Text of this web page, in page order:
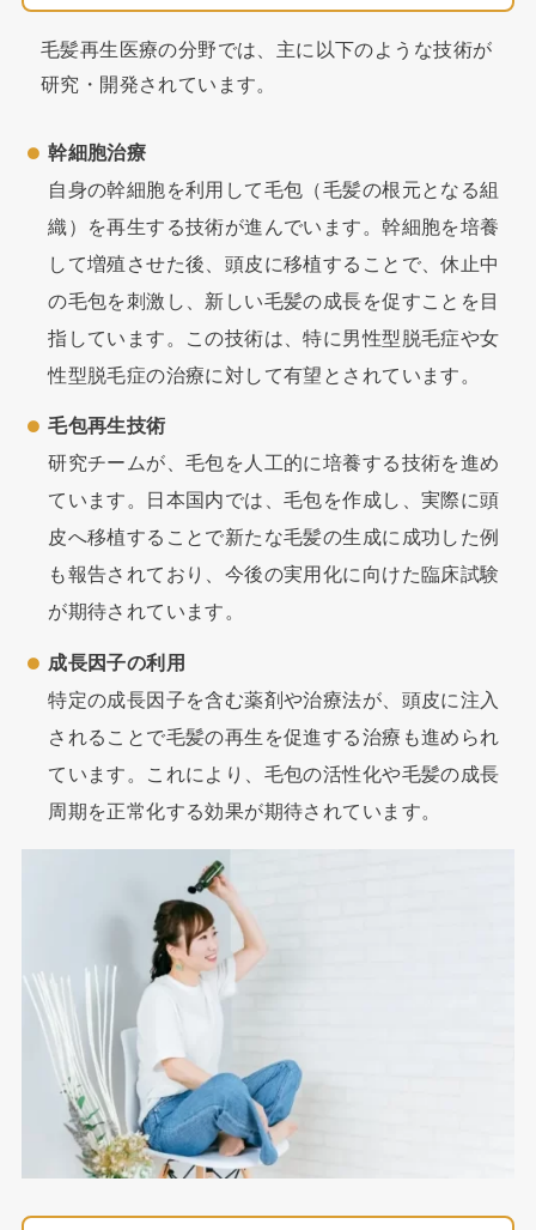
毛髪再生医療の分野では、主に以下のような技術が
研究・開発されています。
幹細胞治療
自身の幹細胞を利用して毛包（毛髪の根元となる組
織）を再生する技術が進んでいます。幹細胞を培養
して増殖させた後、頭皮に移植することで、休止中
の毛包を刺激し、新しい毛髪の成長を促すことを目
指しています。この技術は、特に男性型脱毛症や女
性型脱毛症の治療に対して有望とされています。
毛包再生技術
研究チームが、毛包を人工的に培養する技術を進め
ています。日本国内では、毛包を作成し、実際に頭
皮へ移植することで新たな毛髪の生成に成功した例
も報告されており、今後の実用化に向けた臨床試験
が期待されています。
成長因子の利用
特定の成長因子を含む薬剤や治療法が、頭皮に注入
されることで毛髪の再生を促進する治療も進められ
ています。これにより、毛包の活性化や毛髪の成長
周期を正常化する効果が期待されています。